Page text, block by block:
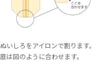
ぬいしろをアイロンで割ります。
底は図のように合わせます。